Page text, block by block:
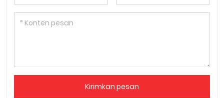
Kirimkan pesan